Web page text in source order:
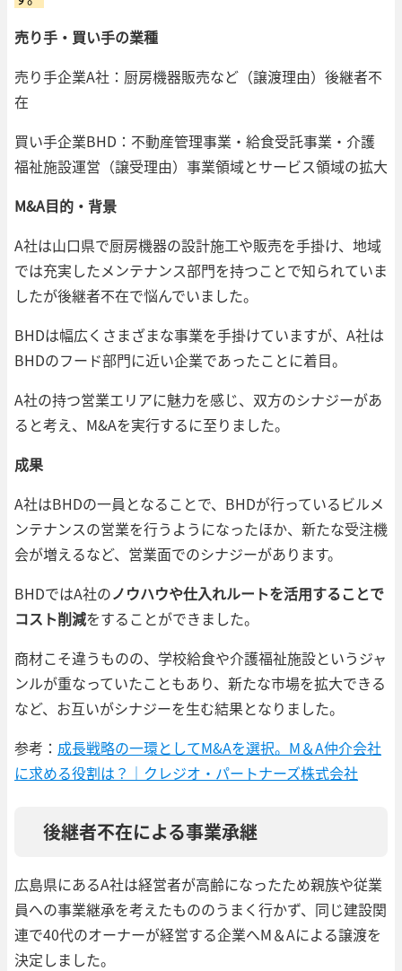
売り手・買い手の業種
売り手企業A社：厨房機器販売など（譲渡理由）後継者不
在
買い手企業BHD：不動産管理事業・給食受託事業・介護
福祉施設運営（譲受理由）事業領域とサービス領域の拡大
M&A目的・背景
A社は山口県で厨房機器の設計施工や販売を手掛け、地域
では充実したメンテナンス部門を持つことで知られていま
したが後継者不在で悩んでいました。
BHDは幅広くさまざまな事業を手掛けていますが、A社は
BHDのフード部門に近い企業であったことに着目。
A社の持つ営業エリアに魅力を感じ、双方のシナジーがあ
ると考え、M&Aを実行するに至りました。
成果
A社はBHDの一員となることで、BHDが行っているビルメ
ンテナンスの営業を行うようになったほか、新たな受注機
会が増えるなど、営業面でのシナジーがあります。
BHDではA社のノウハウや仕入れルートを活用することで
コスト削減をすることができました。
商材こそ違うものの、学校給食や介護福祉施設というジャ
ンルが重なっていたこともあり、新たな市場を拡大できる
など、お互いがシナジーを生む結果となりました。
参考： 成長戦略の一環としてM&Aを選択。M＆A仲介会社
に求める役割は？｜クレジオ・パートナーズ株式会社
後継者不在による事業承継
広島県にあるA社は経営者が高齢になったため親族や従業
員への事業継承を考えたもののうまく行かず、同じ建設関
連で40代のオーナーが経営する企業へM＆Aによる譲渡を
決定しました。